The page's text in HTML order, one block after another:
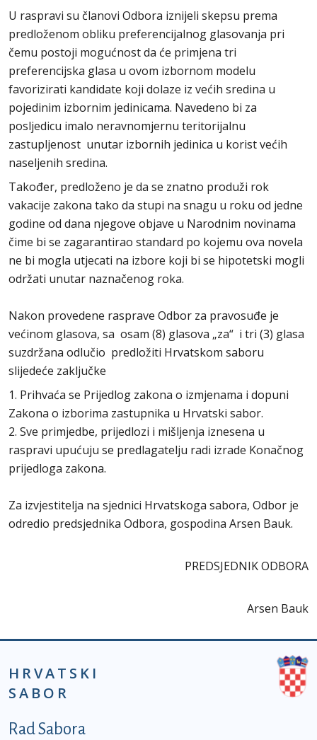
U raspravi su članovi Odbora iznijeli skepsu prema
predloženom obliku preferencijalnog glasovanja pri
čemu postoji mogućnost da će primjena tri
preferencijska glasa u ovom izbornom modelu
favorizirati kandidate koji dolaze iz većih sredina u
pojedinim izbornim jedinicama. Navedeno bi za
posljedicu imalo neravnomjernu teritorijalnu
zastupljenost unutar izbornih jedinica u korist većih
naseljenih sredina.
Također, predloženo je da se znatno produži rok
vakacije zakona tako da stupi na snagu u roku od jedne
godine od dana njegove objave u Narodnim novinama
čime bi se zagarantirao standard po kojemu ova novela
ne bi mogla utjecati na izbore koji bi se hipotetski mogli
održati unutar naznačenog roka.
Nakon provedene rasprave Odbor za pravosuđe je
većinom glasova, sa osam (8) glasova „za“ i tri (3) glasa
suzdržana odlučio predložiti Hrvatskom saboru
slijedeće zaključke
1. Prihvaća se Prijedlog zakona o izmjenama i dopuni
Zakona o izborima zastupnika u Hrvatski sabor.
2. Sve primjedbe, prijedlozi i mišljenja iznesena u
raspravi upućuju se predlagatelju radi izrade Konačnog
prijedloga zakona.
Za izvjestitelja na sjednici Hrvatskoga sabora, Odbor je
odredio predsjednika Odbora, gospodina Arsen Bauk.
PREDSJEDNIK ODBORA
Arsen Bauk
HRVATSKI
SABOR
Podnožje prvi izbornik
Rad Sabora